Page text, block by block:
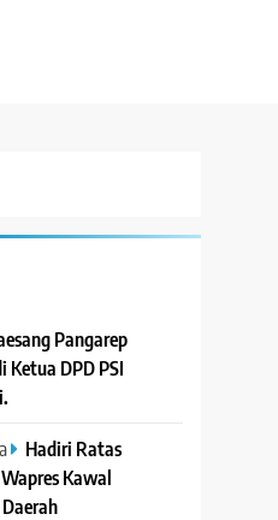
Pangarep
Ketua DPD PSI
Hadiri Ratas
Kawal